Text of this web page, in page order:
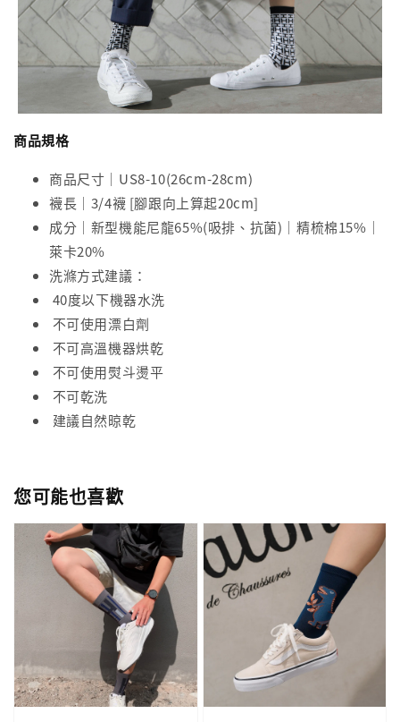
商品規格
商品尺寸｜US8-10(26cm-28cm)
襪長｜3/4襪 [腳跟向上算起20cm]
成分｜新型機能尼龍65%(吸排、抗菌)｜精梳棉15%｜
萊卡20%
洗滌方式建議：
40度以下機器水洗
不可使用漂白劑
不可高溫機器烘乾
不可使用熨斗燙平
不可乾洗
建議自然晾乾
您可能也喜歡